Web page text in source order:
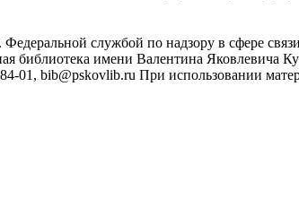
службой по надзору в сфере
библиотека имени Валентина Яковлевича
01, bib@pskovlib.ru При использовании